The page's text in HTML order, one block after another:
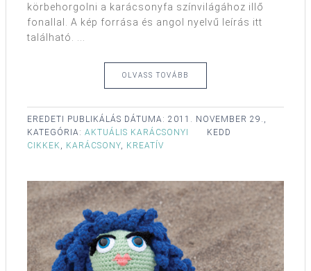
körbehorgolni a karácsonyfa színvilágához illő
fonallal. A kép forrása és angol nyelvű leírás itt
található. ...
OLVASS TOVÁBB
EREDETI PUBLIKÁLÁS DÁTUMA: 2011. NOVEMBER 29.,
KEDD
KATEGÓRIA: AKTUÁLIS KARÁCSONYI
CIKKEK
KARÁCSONY KREATÍV